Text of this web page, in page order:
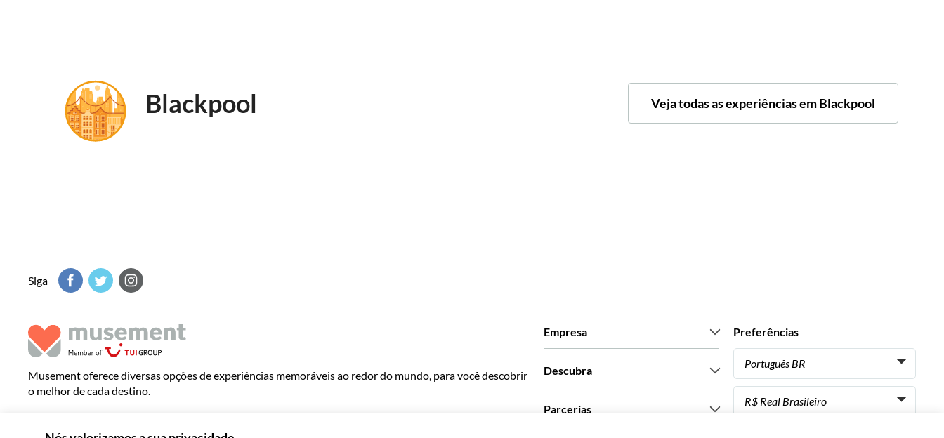
Blackpool Veja todas as experiências em Blackpool
Siga
Musement oferece diversas opções de experiências memoráveis ao redor do mundo, para você descobrir
o melhor de cada destino.
Empresa
Descubra
Parcerias
Preferências
Português BR
Italiano
Français
R$ Real Brasileiro